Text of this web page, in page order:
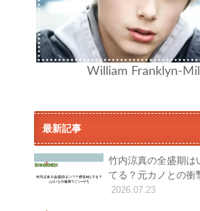
William Franklyn-
最新記事
竹内涼真の全盛期は
てる？元カノとの衝
2026.07.23